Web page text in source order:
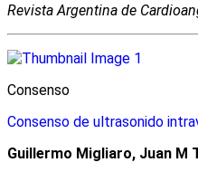
Revista Argentina de
Consenso
Consenso de ultrasonido
Guillermo Migliaro, Juan M